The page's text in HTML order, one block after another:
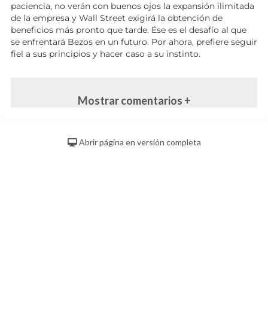
paciencia, no verán con buenos ojos la expansión ilimitada
de la empresa y Wall Street exigirá la obtención de
beneficios más pronto que tarde. Ése es el desafío al que
se enfrentará Bezos en un futuro. Por ahora, prefiere seguir
fiel a sus principios y hacer caso a su instinto.
Mostrar comentarios +
Abrir página en versión completa